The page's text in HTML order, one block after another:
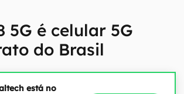
5G é celular 5G
do Brasil
está no